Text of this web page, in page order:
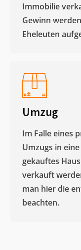
Immobilie
Gewinn
Eheleuten
Umzug
Im Falle eines
Umzugs in
gekauftes
verkauft
man hier die
beachten.